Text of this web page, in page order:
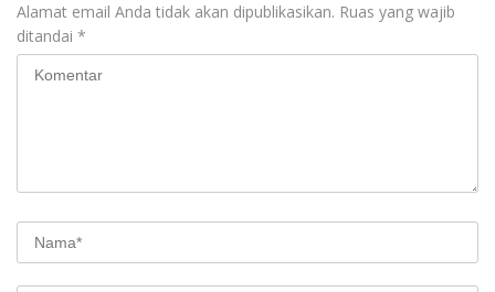
Alamat email Anda tidak akan dipublikasikan. Ruas yang wajib
ditandai *